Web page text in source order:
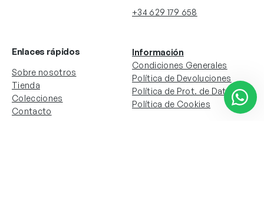
+34 629 179 658
Enlaces rápidos
Sobre nosotros
Tienda
Colecciones
Contacto
Información
Condiciones Generales
Política de Devoluciones
Política de Prot. de Datos
Política de Cookies